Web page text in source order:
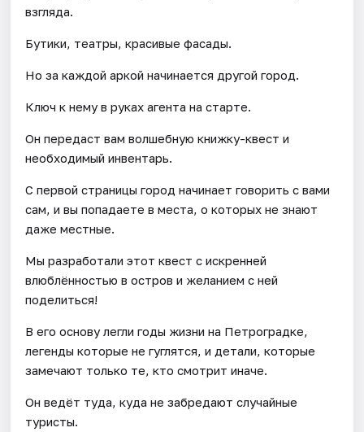
взгляда.
Бутики, театры, красивые фасады.
Но за каждой аркой начинается другой город.
Ключ к нему в руках агента на старте.
Он передаст вам волшебную книжку-квест и
необходимый инвентарь.
С первой страницы город начинает говорить с вами
сам, и вы попадаете в места, о которых не знают
даже местные.
Мы разработали этот квест с искренней
влюблённостью в остров и желанием с ней
поделиться!
В его основу легли годы жизни на Петроградке,
легенды которые не гуглятся, и детали, которые
замечают только те, кто смотрит иначе.
Он ведёт туда, куда не забредают случайные
туристы.